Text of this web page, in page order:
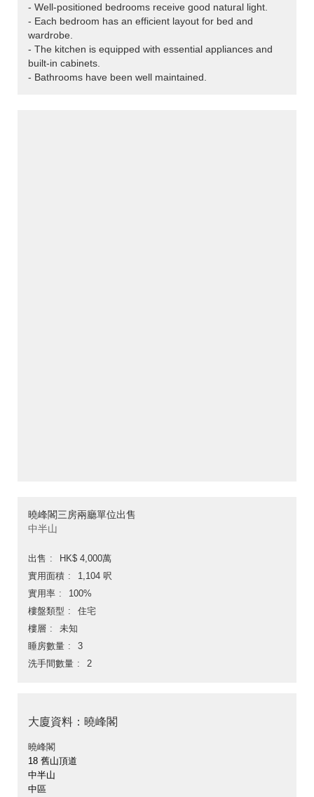
- Well-positioned bedrooms receive good natural light.
- Each bedroom has an efficient layout for bed and
wardrobe.
- The kitchen is equipped with essential appliances and
built-in cabinets.
- Bathrooms have been well maintained.
曉峰閣三房兩廳單位出售
中半山
出售
HK$ 4,000萬
實用面積
1,104 呎
實用率
100%
樓盤類型
住宅
樓層
未知
睡房數量
3
洗手間數量
2
大廈資料：曉峰閣
曉峰閣
18 舊山頂道
中半山
中區